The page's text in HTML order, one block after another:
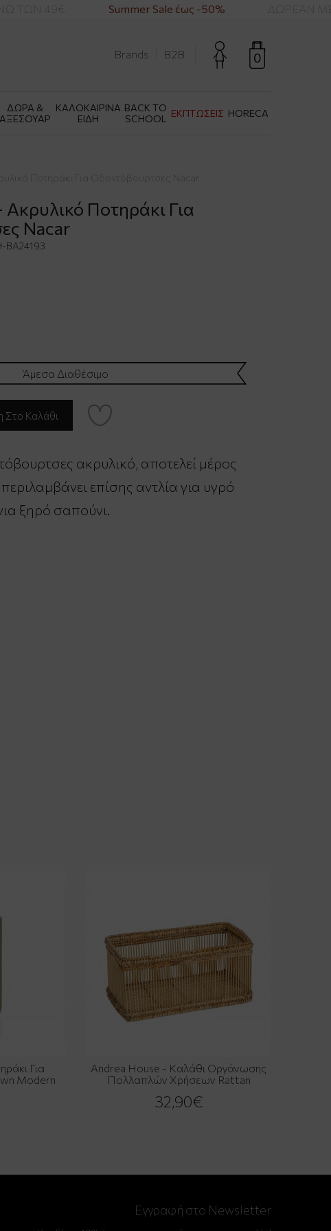
ΤΩΝ 49€ Summer Sale έως -50% ΔΩΡΕΑΝ
0
Brands B2B
ΔΩΡΑ &
ΑΞΕΣΟΥΑΡ
ΚΑΛΟΚΑΙΡΙΝΑ
ΕΙΔΗ
BACK TO
SCHOOL
ΕΚΠΤΩΣΕΙΣ HORECA
Ποτηράκι Για Οδοντόβουρτσες Nacar
Ποτηράκι Για
Nacar
BA24193
Άμεσα Διαθέσιμο
ακρυλικό, αποτελεί μέρος
επίσης αντλία για υγρό
ξηρό σαπούνι.
Για
Modern
Andrea House - Καλάθι Οργάνωσης
Πολλαπλών Χρήσεων Rattan
32,90€
Εγγραφή στο Newsletter